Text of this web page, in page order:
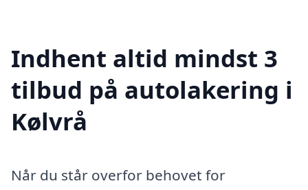
Indhent altid mindst 3
tilbud på autolakering i
Kølvrå
Når du står overfor behovet for